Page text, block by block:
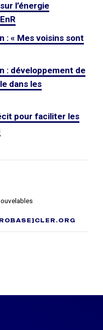
l’énergie
: « Mes voisins sont
: développement de
dans les
pour faciliter les